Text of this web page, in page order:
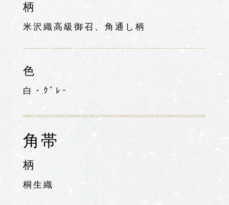
柄
米沢織高級御召、角通し柄
色
白・ｸﾞﾚｰ
角帯
柄
桐生織